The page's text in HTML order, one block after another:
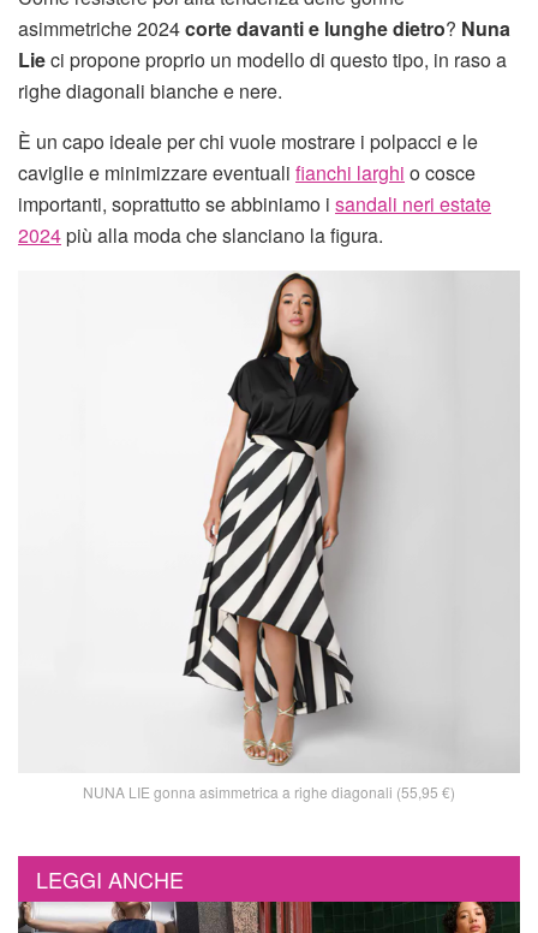
asimmetriche 2024corte davanti e lunghe dietro? Nuna
Lieci propone proprio un modello di questo tipo, in raso a
righe diagonali bianche e nere.
È un capo ideale per chi vuole mostrare i polpacci e le
caviglie e minimizzare eventuali fianchi larghi o cosce
importanti, soprattutto se abbiniamo i sandali neri estate
2024più alla moda che slanciano la figura.
NUNA LIE gonna asimmetrica a righe diagonali (55,95 €)
LEGGI ANCHE